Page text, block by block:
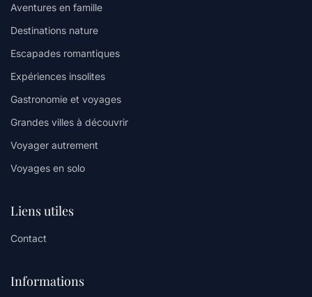
Aventures en famille
Destinations nature
Escapades romantiques
Expériences insolites
Gastronomie et voyages
Grandes villes à découvrir
Voyager autrement
Voyages en solo
Liens utiles
Contact
Informations